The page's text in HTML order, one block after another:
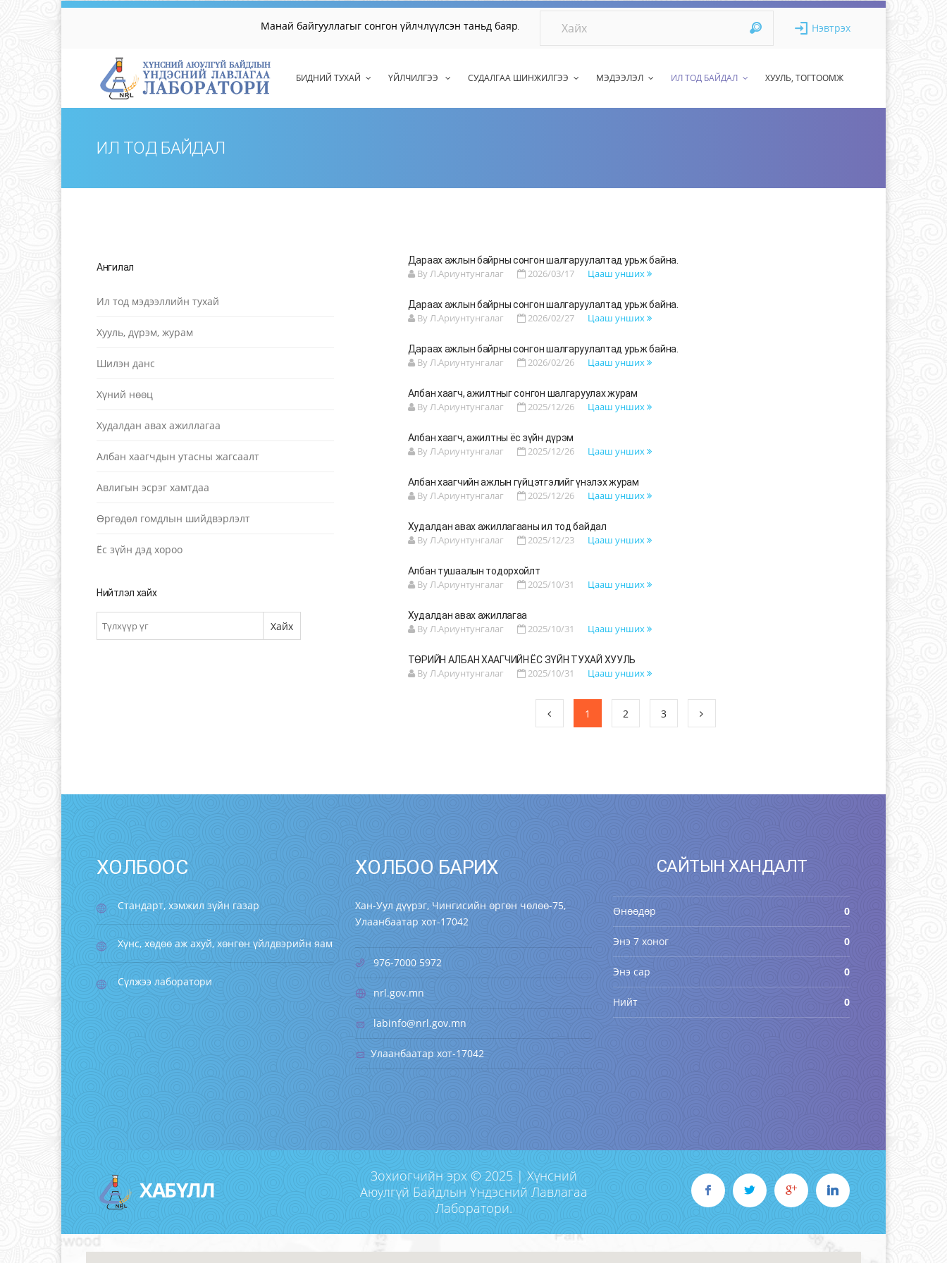
Манай байгууллагыг сонгон үйлчлүүлсэн таньд баярлалаа. Нэвтрэх
БИДНИЙ ТУХАЙ ҮЙЛЧИЛГЭЭ СУДАЛГАА ШИНЖИЛГЭЭ МЭДЭЭЛЭЛ ИЛ ТОД БАЙДАЛ ХУУЛЬ, ТОГТООМЖ
ИЛ ТОД БАЙДАЛ
Ангилал
Ил тод мэдээллийн тухай
Хууль, дүрэм, журам
Шилэн данс
Хүний нөөц
Худалдан авах ажиллагаа
Албан хаагчдын утасны жагсаалт
Авлигын эсрэг хамтдаа
Өргөдөл гомдлын шийдвэрлэлт
Ёс зүйн дэд хороо
Нийтлэл хайх
Дараах ажлын байрны сонгон шалгаруулалтад урьж байна.
By Л.Ариунтунгалаг 2026/03/17 Цааш унших
Дараах ажлын байрны сонгон шалгаруулалтад урьж байна.
By Л.Ариунтунгалаг 2026/02/27 Цааш унших
Дараах ажлын байрны сонгон шалгаруулалтад урьж байна.
By Л.Ариунтунгалаг 2026/02/26 Цааш унших
Албан хаагч, ажилтныг сонгон шалгаруулах журам
By Л.Ариунтунгалаг 2025/12/26 Цааш унших
Албан хаагч, ажилтны ёс зүйн дүрэм
By Л.Ариунтунгалаг 2025/12/26 Цааш унших
Албан хаагчийн ажлын гүйцэтгэлийг үнэлэх журам
By Л.Ариунтунгалаг 2025/12/26 Цааш унших
Худалдан авах ажиллагааны ил тод байдал
By Л.Ариунтунгалаг 2025/12/23 Цааш унших
Албан тушаалын тодорхойлт
By Л.Ариунтунгалаг 2025/10/31 Цааш унших
Худалдан авах ажиллагаа
By Л.Ариунтунгалаг 2025/10/31 Цааш унших
ТӨРИЙН АЛБАН ХААГЧИЙН ЁС ЗҮЙН ТУХАЙ ХУУЛЬ
By Л.Ариунтунгалаг 2025/10/31 Цааш унших
1 2 3
ХОЛБООС
Стандарт, хэмжил зүйн газар
Хүнс, хөдөө аж ахуй, хөнгөн үйлдвэрийн яам
Сүлжээ лаборатори
ХОЛБОО БАРИХ
Хан-Уул дүүрэг, Чингисийн өргөн чөлөө-75,
Улаанбаатар хот-17042
976-7000 5972
nrl.gov.mn
labinfo@nrl.gov.mn
Улаанбаатар хот-17042
САЙТЫН ХАНДАЛТ
Өнөөдөр 0
Энэ 7 хоног 0
Энэ сар 0
Нийт 0
ХАБҮЛЛ
Зохиогчийн эрх © 2025 | Хүнсний
Аюулгүй Байдлын Үндэсний Лавлагаа
Лаборатори.